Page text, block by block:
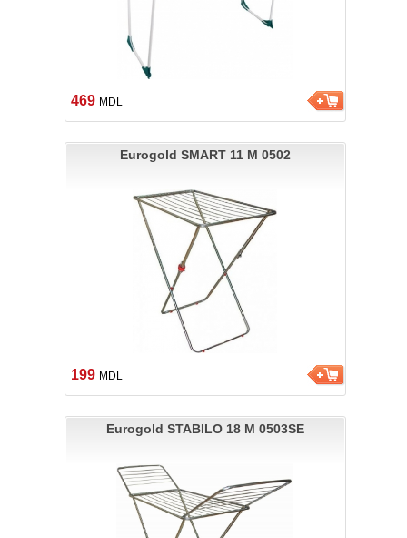
469 MDL
Eurogold SMART 11 M 0502
199 MDL
Eurogold STABILO 18 M 0503SE